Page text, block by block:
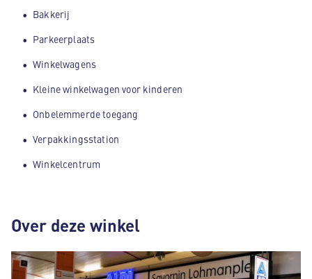
Bakkerij
Parkeerplaats
Winkelwagens
Kleine winkelwagen voor kinderen
Onbelemmerde toegang
Verpakkingsstation
Winkelcentrum
Over deze winkel